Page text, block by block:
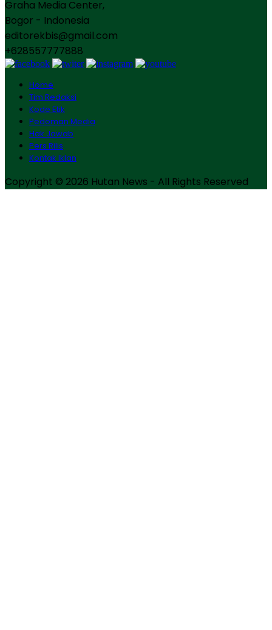
Graha Media Center,
Bogor - Indonesia
editorekbis@gmail.com
+628557777888
Home
Tim Redaksi
Kode Etik
Pedoman Media
Hak Jawab
Pers Rilis
Kontak Iklan
Copyright © 2026 Hutan News - All Rights Reserved